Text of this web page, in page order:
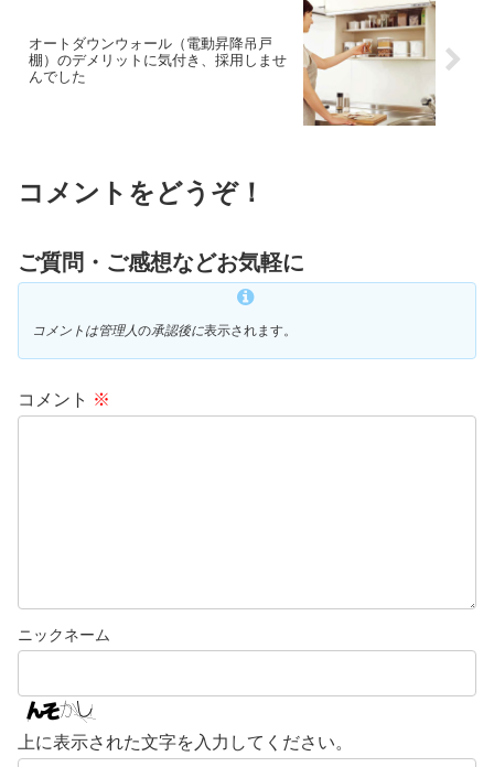
オートダウンウォール（電動昇降吊戸
棚）のデメリットに気付き、採用しませ
んでした
コメントをどうぞ！
ご質問・ご感想などお気軽に
コメントは管理人の承認後に表示されます。
コメント ※
上に表示された文字を入力してください。